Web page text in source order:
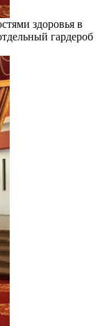
здоровья в
гардероб